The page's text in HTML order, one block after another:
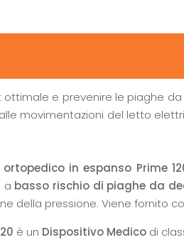
e prevenire le piaghe
movimentazioni del letto
in espanso Prime
a basso rischio di piaghe da
della pressione. Viene fornito
è un Dispositivo Medico di